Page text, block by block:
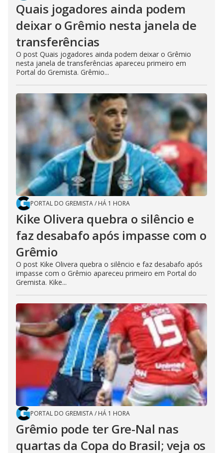
Quais jogadores ainda podem
deixar o Grêmio nesta janela de
transferências
O post Quais jogadores ainda podem deixar o Grêmio
nesta janela de transferências apareceu primeiro em
Portal do Gremista. Grêmio...
PORTAL DO GREMISTA/ HÁ 1 HORA
Kike Olivera quebra o silêncio e
faz desabafo após impasse com o
Grêmio
O post Kike Olivera quebra o silêncio e faz desabafo após
impasse com o Grêmio apareceu primeiro em Portal do
Gremista. Kike...
PORTAL DO GREMISTA/ HÁ 1 HORA
Grêmio pode ter Gre-Nal nas
quartas da Copa do Brasil; veja os